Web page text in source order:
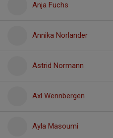
Anja Fuchs
Annika Norlander
Astrid Normann
Axl Wennbergen
Ayla Masoumi